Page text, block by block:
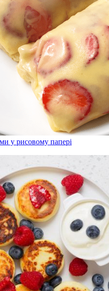
у рисовому папері